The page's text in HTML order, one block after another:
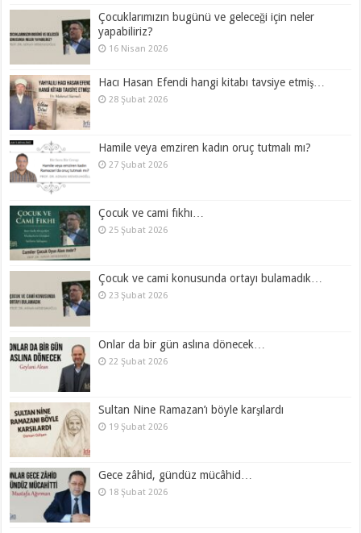
Çocuklarımızın bugünü ve geleceği için neler
yapabiliriz?
16 Nisan 2026
Hacı Hasan Efendi hangi kitabı tavsiye etmiş…
28 Şubat 2026
Hamile veya emziren kadın oruç tutmalı mı?
27 Şubat 2026
Çocuk ve cami fıkhı…
25 Şubat 2026
Çocuk ve cami konusunda ortayı bulamadık…
23 Şubat 2026
Onlar da bir gün aslına dönecek…
22 Şubat 2026
Sultan Nine Ramazan’ı böyle karşılardı
19 Şubat 2026
Gece zâhid, gündüz mücâhid…
18 Şubat 2026